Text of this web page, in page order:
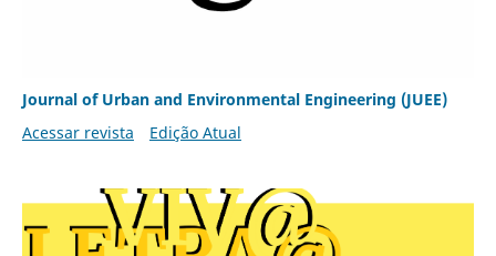
Journal of Urban and Environmental Engineering (JUEE)
Acessar revista
Edição Atual